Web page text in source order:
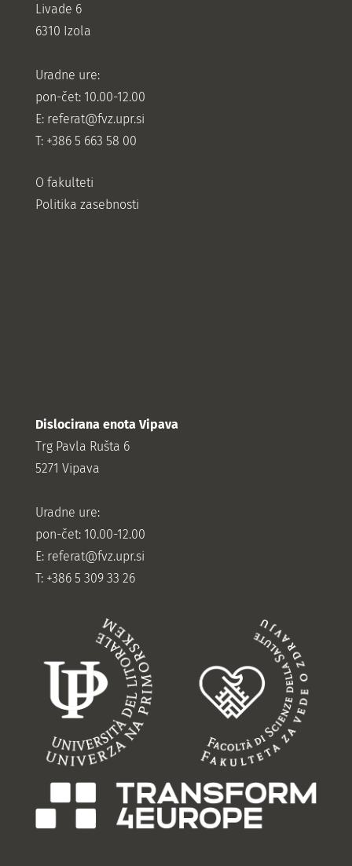
Livade 6
6310 Izola
Uradne ure:
pon-čet: 10.00-12.00
E: referat@fvz.upr.si
T: +386 5 663 58 00
O fakulteti
Politika zasebnosti
Dislocirana enota Vipava
Trg Pavla Rušta 6
5271 Vipava
Uradne ure:
pon-čet: 10.00-12.00
E: referat@fvz.upr.si
T: +386 5 309 33 26